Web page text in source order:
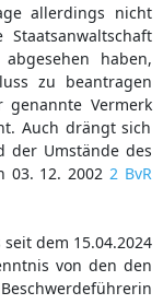
allerdings nicht
haben,
zu beantragen
genannte Vermerk
Auch drängt sich
der Umstände des
03. 12. 2002 2 BvR
dem 15.04.2024
von den den